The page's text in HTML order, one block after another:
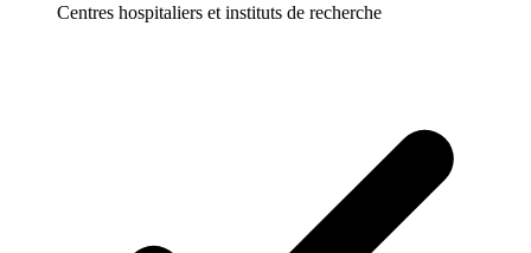
Centres hospitaliers et instituts de recherche